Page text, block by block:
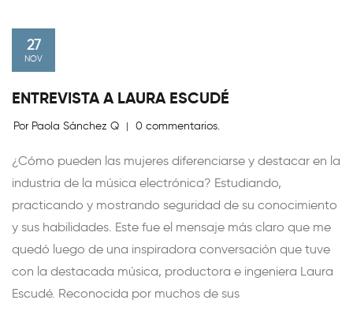
27
NOV
ENTREVISTA A LAURA ESCUDÉ
Por Paola Sánchez Q | 0 commentarios.
¿Cómo pueden las mujeres diferenciarse y destacar en la
industria de la música electrónica? Estudiando,
practicando y mostrando seguridad de su conocimiento
y sus habilidades. Este fue el mensaje más claro que me
quedó luego de una inspiradora conversación que tuve
con la destacada música, productora e ingeniera Laura
Escudé. Reconocida por muchos de sus